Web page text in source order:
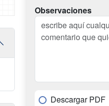
Observaciones
Descargar PDF